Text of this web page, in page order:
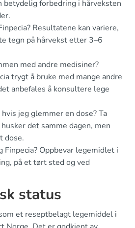
betydelig forbedring i hårveksten
Resultatene kan variere,
tegn på hårvekst etter 3–6
med andre medisiner?
trygt å bruke med mange andre
anbefales å konsultere lege
jeg glemmer en dose? Ta
det samme dagen, men
dose.
Finpecia? Oppbevar legemidlet i
på et tørt sted og ved
status
et reseptbelagt legemiddel i